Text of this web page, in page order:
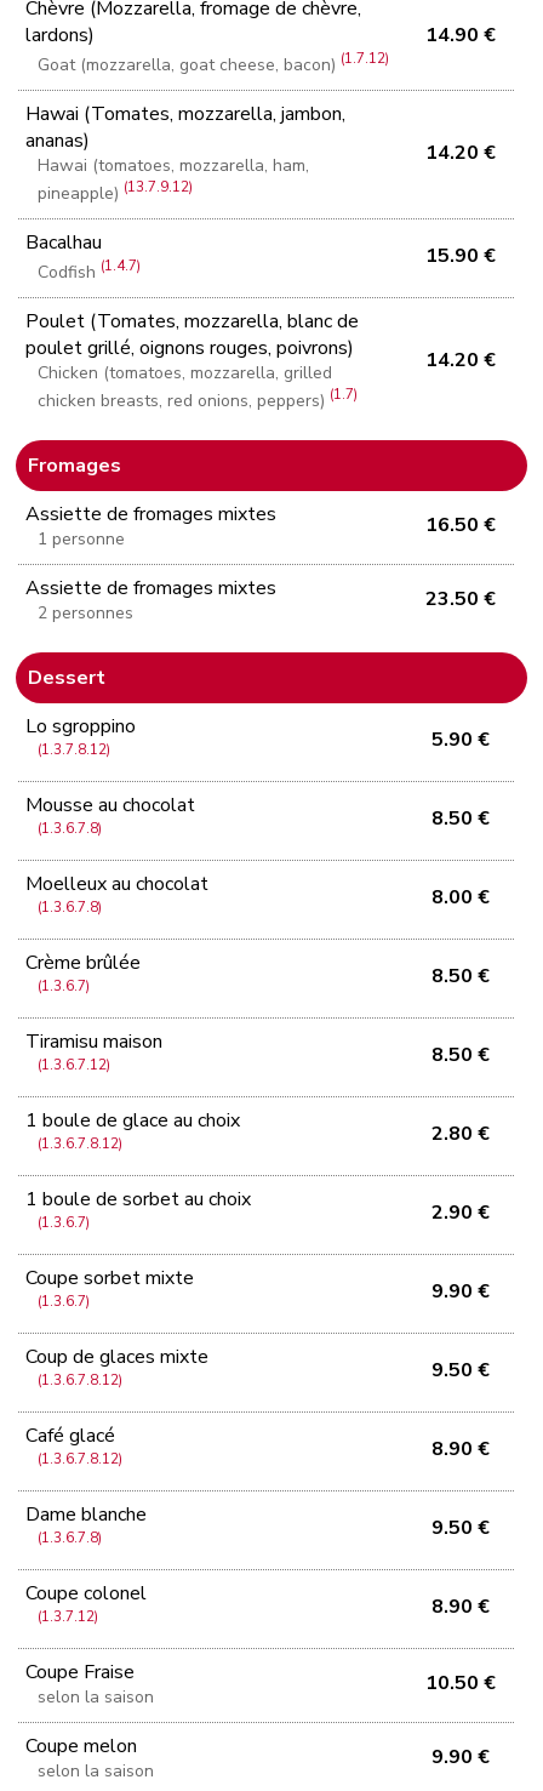
Chèvre (Mozzarella, fromage de chèvre,
lardons)
Goat (mozzarella, goat cheese, bacon) (1.7.12)
14.90 €
Hawai (Tomates, mozzarella, jambon,
ananas)
Hawai (tomatoes, mozzarella, ham,
pineapple) (13.7.9.12)
14.20 €
Bacalhau
Codfish (1.4.7) 15.90 €
Poulet (Tomates, mozzarella, blanc de
poulet grillé, oignons rouges, poivrons)
Chicken (tomatoes, mozzarella, grilled
chicken breasts, red onions, peppers) (1.7)
14.20 €
Fromages
Assiette de fromages mixtes
1 personne
16.50 €
Assiette de fromages mixtes
2 personnes
23.50 €
Dessert
Lo sgroppino
(1.3.7.8.12) 5.90 €
Mousse au chocolat
(1.3.6.7.8) 8.50 €
Moelleux au chocolat
(1.3.6.7.8) 8.00 €
Crème brûlée
(1.3.6.7) 8.50 €
Tiramisu maison
(1.3.6.7.12) 8.50 €
1 boule de glace au choix
(1.3.6.7.8.12) 2.80 €
1 boule de sorbet au choix
(1.3.6.7) 2.90 €
Coupe sorbet mixte
(1.3.6.7) 9.90 €
Coup de glaces mixte
(1.3.6.7.8.12) 9.50 €
Café glacé
(1.3.6.7.8.12) 8.90 €
Dame blanche
(1.3.6.7.8) 9.50 €
Coupe colonel
(1.3.7.12) 8.90 €
Coupe Fraise
selon la saison
10.50 €
Coupe melon
selon la saison
9.90 €